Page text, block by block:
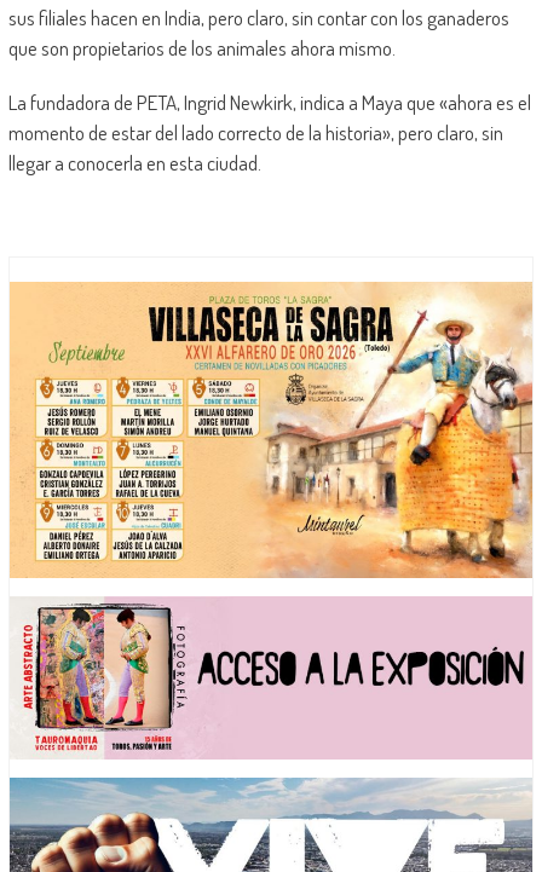
sus filiales hacen en India, pero claro, sin contar con los ganaderos
que son propietarios de los animales ahora mismo.
La fundadora de PETA, Ingrid Newkirk, indica a Maya que «ahora es el
momento de estar del lado correcto de la historia», pero claro, sin
llegar a conocerla en esta ciudad.